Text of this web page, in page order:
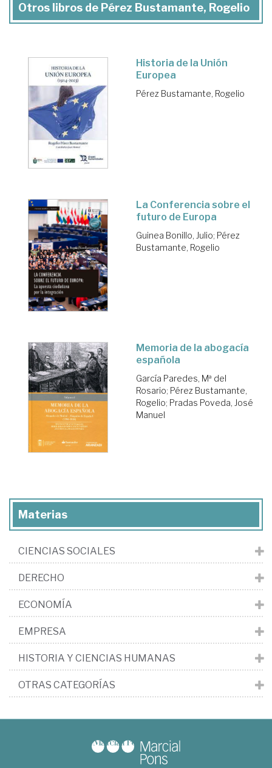
Otros libros de Pérez Bustamante, Rogelio
Historia de la Unión
Europea
Pérez Bustamante, Rogelio
La Conferencia sobre el
futuro de Europa
Guinea Bonillo, Julio; Pérez
Bustamante, Rogelio
Memoria de la abogacía
española
García Paredes, Mª del
Rosario; Pérez Bustamante,
Rogelio; Pradas Poveda, José
Manuel
Materias
CIENCIAS SOCIALES
DERECHO
ECONOMÍA
EMPRESA
HISTORIA Y CIENCIAS HUMANAS
OTRAS CATEGORÍAS